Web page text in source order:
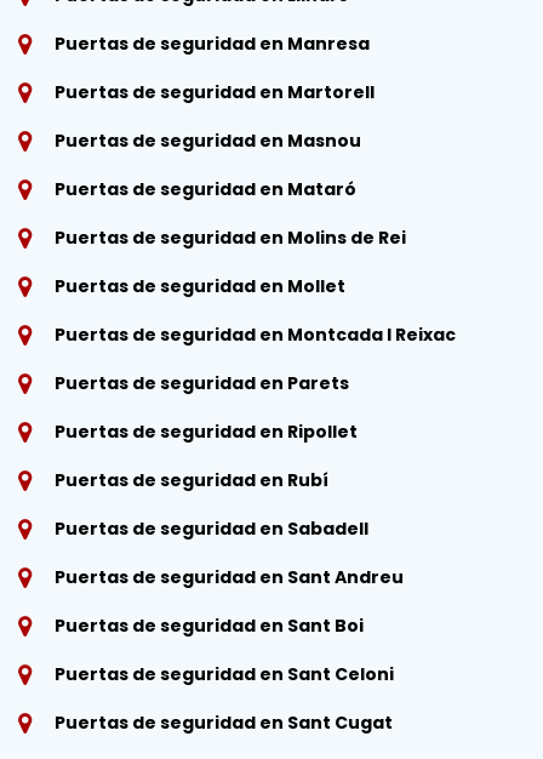
Puertas de seguridad en Manresa
Puertas de seguridad en Martorell
Puertas de seguridad en Masnou
Puertas de seguridad en Mataró
Puertas de seguridad en Molins de Rei
Puertas de seguridad en Mollet
Puertas de seguridad en Montcada I Reixac
Puertas de seguridad en Parets
Puertas de seguridad en Ripollet
Puertas de seguridad en Rubí
Puertas de seguridad en Sabadell
Puertas de seguridad en Sant Andreu
Puertas de seguridad en Sant Boi
Puertas de seguridad en Sant Celoni
Puertas de seguridad en Sant Cugat